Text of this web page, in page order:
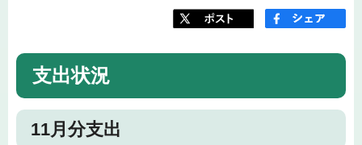
支出状況
11月分支出